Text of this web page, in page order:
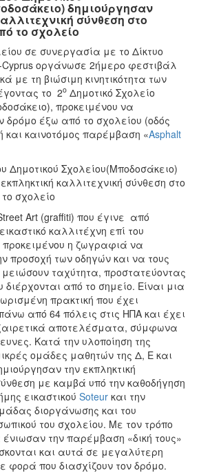
δημιούργησαν
σύνθεση στο
το σχολείο
σε συνεργασία με το Δίκτυο
Cyprus οργάνωσε 2ήμερο φεστιβάλ
με τη βιώσιμη κινητικότητα των
το 2ο Δημοτικό Σχολείο
προκειμένου να
δρόμο έξω από το σχολείου (οδός
και καινοτόμος παρέμβαση «Asphalt
Δημοτικού Σχολείου(Μποδοσάκειο)
καλλιτεχνική σύνθεση στο
σχολείο
Art (graffiti) που έγινε από
καλλιτέχνη επί του
η ζωγραφιά να
προσοχή των οδηγών και να τους
ταχύτητα, προστατεύοντας
διέρχονται από το σημείο. Είναι μια
πρακτική που έχει
από 64 πόλεις στις ΗΠΑ και έχει
αποτελέσματα, σύμφωνα
Κατά την υλοποίηση της
ομάδες μαθητών της Δ, Ε και
την εκπληκτική
με καμβά υπό την καθοδήγηση
εικαστικού Soteur και την
διοργάνωσης και του
του σχολείου. Με τον τρόπο
την παρέμβαση «δική τους»
και αυτά σε μεγαλύτερη
φορά που διασχίζουν τον δρόμο.